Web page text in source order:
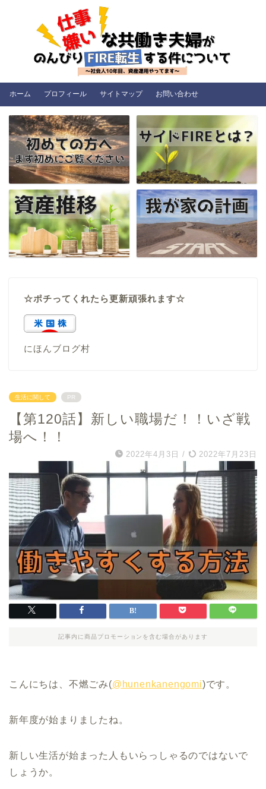
ホーム プロフィール サイトマップ お問い合わせ
☆ポチってくれたら更新頑張れます☆
にほんブログ村
生活に関して PR
【第120話】新しい職場だ！！いざ戦
場へ！！
2022年4月3日 / 2022年7月23日
記事内に商品プロモーションを含む場合があります
こんにちは、不燃ごみ(@hunenkanengomi)です。
新年度が始まりましたね。
新しい生活が始まった人もいらっしゃるのではないで
しょうか。